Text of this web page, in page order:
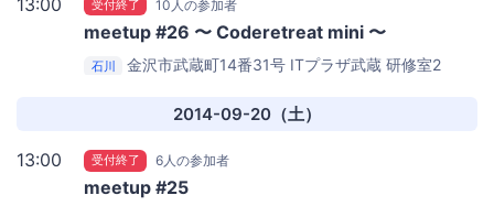
受付終了 10人の参加者
meetup #26 〜 Coderetreat mini 〜
石川 金沢市武蔵町14番31号 ITプラザ武蔵 研修室2
2014-09-20（土）
13:00 受付終了 6人の参加者
meetup #25